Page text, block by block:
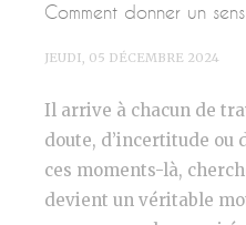
Comment donner un
JEUDI, 05 DÉCEMBRE 2024
Il arrive à chacun de
doute, d’incertitude ou
ces moments-là,
devient un véritable